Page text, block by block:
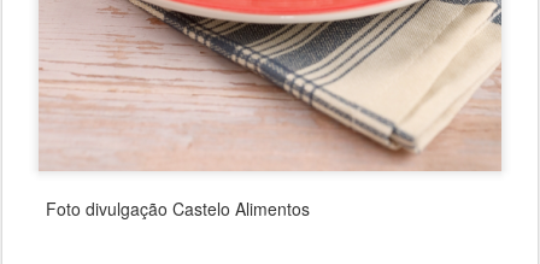
Foto divulgação Castelo Alimentos